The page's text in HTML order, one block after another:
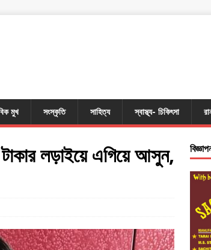
মুখ সংস্কৃতি সাহিত্য স্বাস্থ্য- চিকিৎসা
লড়াইয়ে এগিয়ে আসুন,